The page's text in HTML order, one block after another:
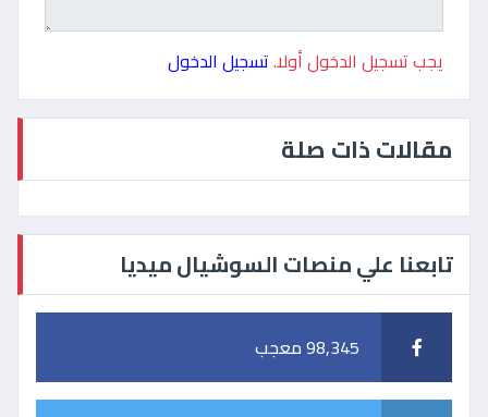
يجب تسجيل الدخول أولا.تسجيل الدخول
مقالات ذات صلة
تابعنا علي منصات السوشيال ميديا
98,345 معجب